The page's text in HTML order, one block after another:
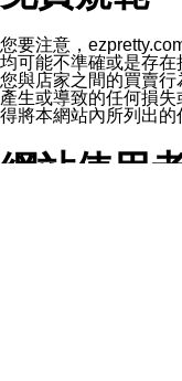
3.點選「提供使用資
5.開關「接收LINE
❗️關閉「接收通知
您要注意，
均可能不準確或是存
您與店家之間的買賣
產生或導致的任何損
得將本網站內所列出的
網站使用